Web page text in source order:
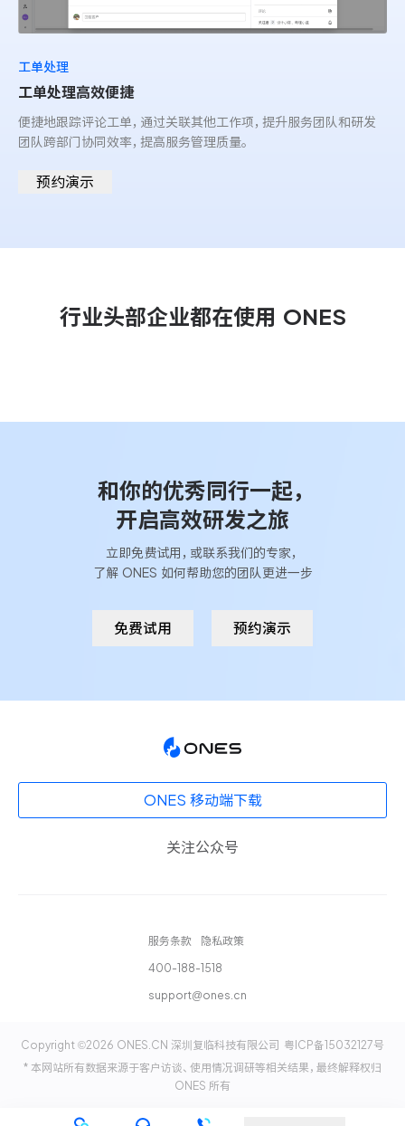
工单处理
工单处理高效便捷
便捷地跟踪评论工单，通过关联其他工作项，提升服务团队和研发
团队跨部门协同效率，提高服务管理质量。
预约演示
行业头部企业都在使用 ONES
和你的优秀同行一起，
开启高效研发之旅
立即免费试用 ，或联系我们的专家，
了解 ONES 如何帮助您的团队更进一步
免费试用 预约演示
ONES 移动端下载
关注公众号
服务条款 隐私政策
400-188-1518
support@ones.cn
Copyright ©2026 ONES.CN 深圳复临科技有限公司 粤ICP备15032127号
* 本网站所有数据来源于客户访谈、使用情况调研等相关结果，最终解释权归
ONES 所有